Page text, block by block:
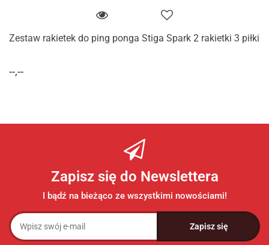
Zestaw rakietek do ping ponga Stiga Spark 2 rakietki 3 piłki
--,--
Zapisz się do Newslettera
I bądź na bieżąco ze wszystkimi nowościami!